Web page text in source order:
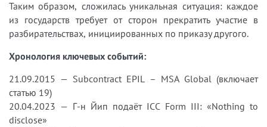
Таким образом, сложилась уникальная ситуация: каждое
из государств требует от сторон прекратить участие в
разбирательствах, инициированных по приказу другого.
Хронология ключевых событий:
21.09.2015 — Subcontract EPIL – MSA Global (включает
статью 19)
20.04.2023 — Г-н Йип подаёт ICC Form III: «Nothing to
disclose»